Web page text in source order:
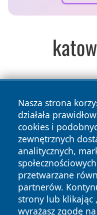
Nasza strona
działała
cookies i
zewnętrznych
analitycznych,
przetwarzane
partnerów.
strony lub klikając
wyrażasz zgodę
Copyright © 2026
zastrzeżone.
News Autorzy